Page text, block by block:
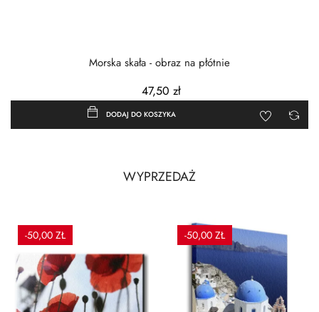
Morska skała - obraz na płótnie
47,50 zł
DODAJ DO KOSZYKA
WYPRZEDAŻ
-50,00 ZŁ -50,00 ZŁ